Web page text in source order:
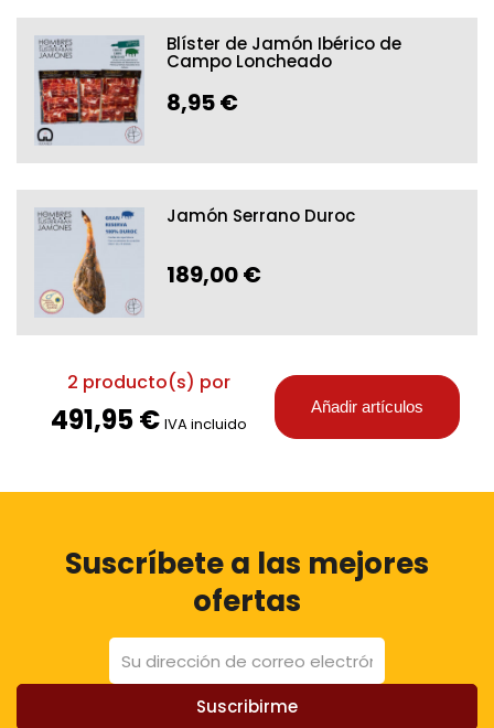
Blíster de Jamón Ibérico de
Campo Loncheado
8,95 €
Jamón Serrano Duroc
189,00 €
2 producto(s) por
491,95 € IVA incluido
Añadir artículos
Suscríbete a las mejores
ofertas